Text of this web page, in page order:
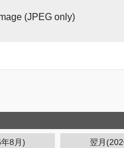
(JPEG only)
8月)
翌月